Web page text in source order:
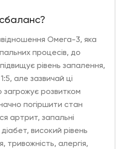
Омега-3, яка
процесів, до
рівень запалення,
але зазвичай ці
загрожує розвитком
погіршити стан
артрит, запальні
високий рівень
тривожність, алергія,